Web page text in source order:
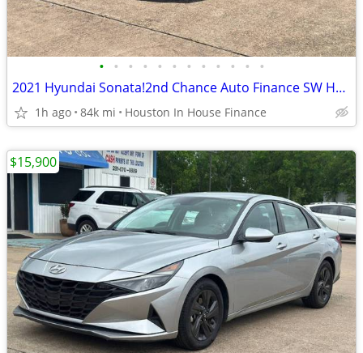
• • • • • • • • • • • •
2021 Hyundai Sonata!2nd Chance Auto Finance SW Houston
1h ago 84k mi Houston In House Finance
$15,900